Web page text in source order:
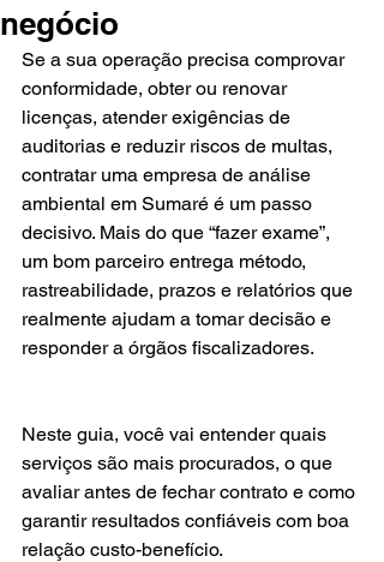
negócio
Se a sua operação precisa comprovar
conformidade, obter ou renovar
licenças, atender exigências de
auditorias e reduzir riscos de multas,
contratar uma empresa de análise
ambiental em Sumaré é um passo
decisivo. Mais do que “fazer exame”,
um bom parceiro entrega método,
rastreabilidade, prazos e relatórios que
realmente ajudam a tomar decisão e
responder a órgãos fiscalizadores.
Neste guia, você vai entender quais
serviços são mais procurados, o que
avaliar antes de fechar contrato e como
garantir resultados confiáveis com boa
relação custo-benefício.